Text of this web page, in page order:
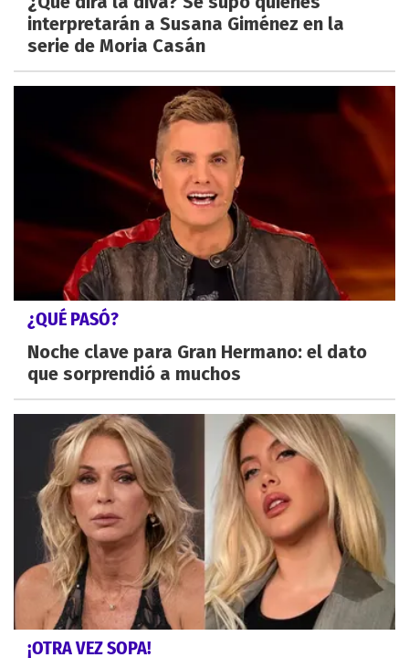
interpretarán a Susana Giménez en la
serie de Moria Casán
¿QUÉ PASÓ?
Noche clave para Gran Hermano: el dato
que sorprendió a muchos
¡OTRA VEZ SOPA!